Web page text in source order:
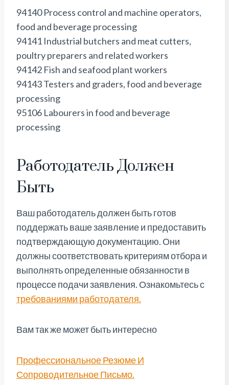
94140 Process control and machine operators,
food and beverage processing
94141 Industrial butchers and meat cutters,
poultry preparers and related workers
94142 Fish and seafood plant workers
94143 Testers and graders, food and beverage
processing
95106 Labourers in food and beverage
processing
Работодатель Должен
Быть
Ваш работодатель должен быть готов
поддержать ваше заявление и предоставить
подтверждающую документацию. Они
должны соответствовать критериям отбора и
выполнять определенные обязанности в
процессе подачи заявления. Ознакомьтесь с
требованиями работодателя.
Вам так же может быть интересно
Профессиональное Резюме И
Сопроводительное Письмо.